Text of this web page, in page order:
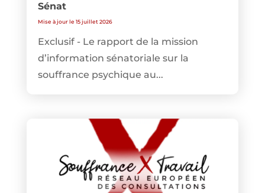
Sénat
Mise à jour le 15 juillet 2026
Exclusif - Le rapport de la mission
d’information sénatoriale sur la
souffrance psychique au...